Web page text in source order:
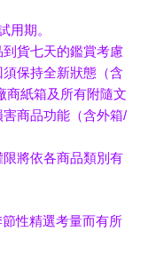
用期。
貨七天的鑑賞考慮
保持全新狀態（含
商紙箱及所有附隨文
商品功能（含外箱/
將依各商品類別有
性精選考量而有所